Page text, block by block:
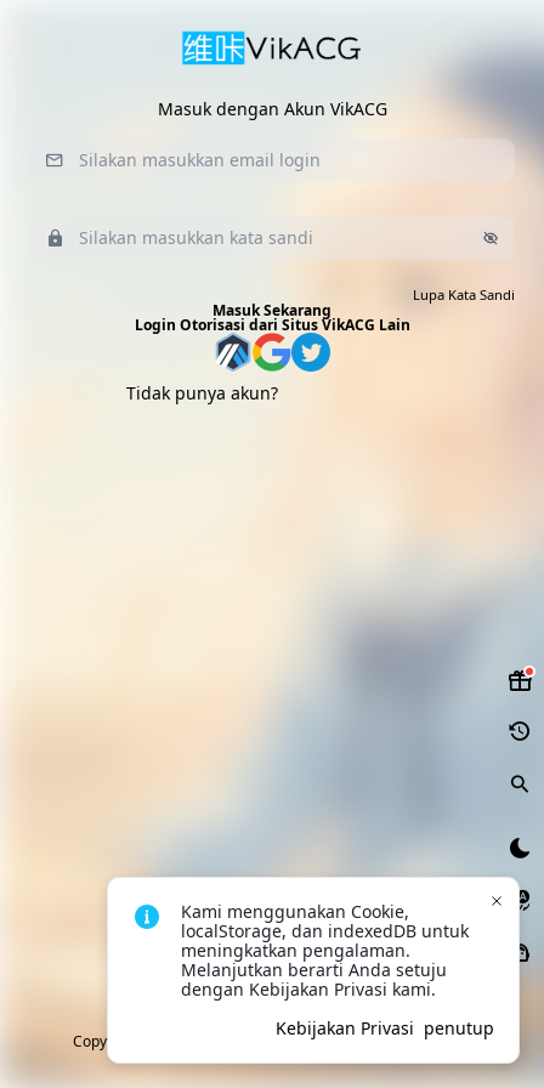
Masuk dengan Akun VikACG
Lupa Kata Sandi
Masuk Sekarang
Login Otorisasi dari Situs VikACG Lain
Tidak punya akun?
Copyright © 2018-2026 VikACG Pte. Ltd. All rights reserved.
Kami menggunakan Cookie,
localStorage, dan indexedDB untuk
meningkatkan pengalaman.
Melanjutkan berarti Anda setuju
dengan Kebijakan Privasi kami.
Kebijakan Privasi penutup